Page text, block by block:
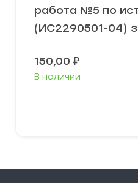
работа №5 по
(ИС2290501-04)
150,00 ₽
В наличии